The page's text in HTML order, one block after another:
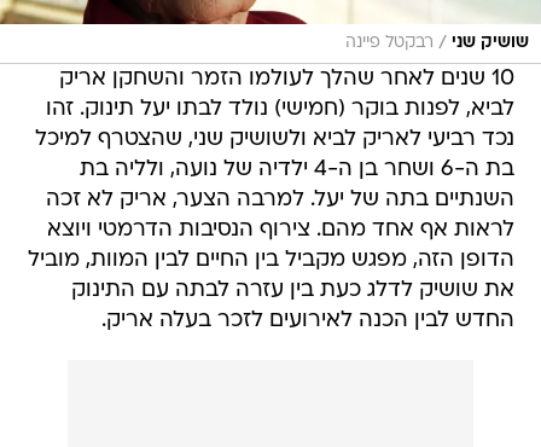
שושיק שני / רבקטל פיינה
10 שנים לאחר שהלך לעולמו הזמר והשחקן אריק
לביא, לפנות בוקר (חמישי) נולד לבתו יעל תינוק. זהו
נכד רביעי לאריק לביא ולשושיק שני, שהצטרף למיכל
בת ה-6 ושחר בן ה-4 ילדיה של נועה, ולליה בת
השנתיים בתה של יעל. למרבה הצער, אריק לא זכה
לראות אף אחד מהם. צירוף הנסיבות הדרמטי ויוצא
הדופן הזה, מפגש מקביל בין החיים לבין המוות, מוביל
את שושיק לדלג כעת בין עזרה לבתה עם התינוק
החדש לבין הכנה לאירועים לזכר בעלה אריק.